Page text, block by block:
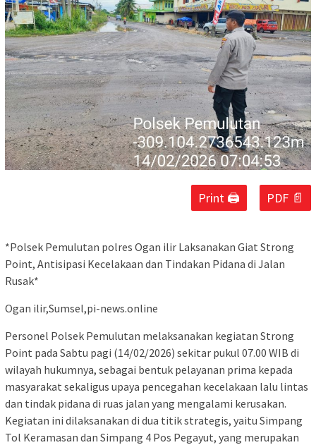
Print 🖨 PDF 📄
*Polsek Pemulutan polres Ogan ilir Laksanakan Giat Strong
Point, Antisipasi Kecelakaan dan Tindakan Pidana di Jalan
Rusak*
Ogan ilir,Sumsel,pi-news.online
Personel Polsek Pemulutan melaksanakan kegiatan Strong
Point pada Sabtu pagi (14/02/2026) sekitar pukul 07.00 WIB di
wilayah hukumnya, sebagai bentuk pelayanan prima kepada
masyarakat sekaligus upaya pencegahan kecelakaan lalu lintas
dan tindak pidana di ruas jalan yang mengalami kerusakan.
Kegiatan ini dilaksanakan di dua titik strategis, yaitu Simpang
Tol Keramasan dan Simpang 4 Pos Pegayut, yang merupakan